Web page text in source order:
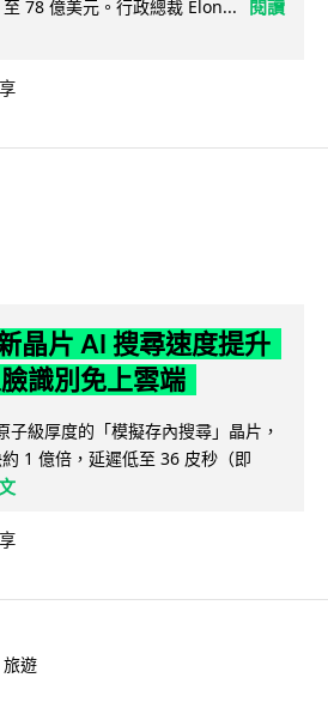
78 億美元。行政總裁 Elon...
閱讀
晶片 AI 搜尋速度提升
識別免上雲端
子級厚度的「模擬存內搜尋」晶片，
1 億倍，延遲低至 36 皮秒（即
旅遊